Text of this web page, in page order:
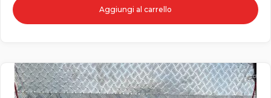
Aggiungi al carrello